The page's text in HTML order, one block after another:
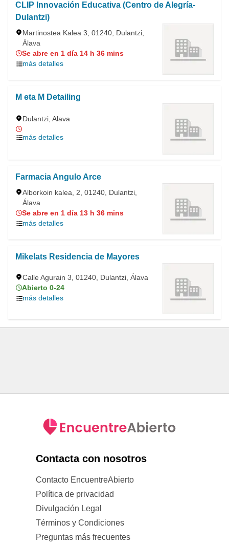
CLIP Innovación Educativa (Centro de Alegría-
Dulantzi)
Martinostea Kalea 3, 01240, Dulantzi,
Álava
Se abre en 1 día 14 h 36 mins
más detalles
M eta M Detailing
Dulantzi, Alava
más detalles
Farmacia Angulo Arce
Alborkoin kalea, 2, 01240, Dulantzi,
Álava
Se abre en 1 día 13 h 36 mins
más detalles
Mikelats Residencia de Mayores
Calle Agurain 3, 01240, Dulantzi, Álava
Abierto 0-24
más detalles
Contacta con nosotros
Contacto EncuentreAbierto
Política de privacidad
Divulgación Legal
Términos y Condiciones
Preguntas más frecuentes